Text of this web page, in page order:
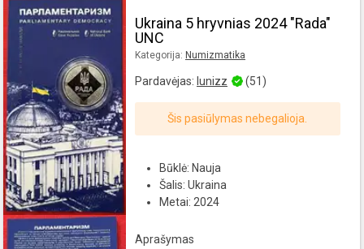
Ukraina 5 hryvnias 2024 "Rada"
UNC
Kategorija: Numizmatika
Pardavėjas: lunizz (51)
Šis pasiūlymas nebegalioja.
Būklė: Nauja
Šalis: Ukraina
Metai: 2024
Aprašymas